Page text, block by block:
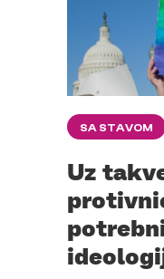
SA STAVOM
Uz